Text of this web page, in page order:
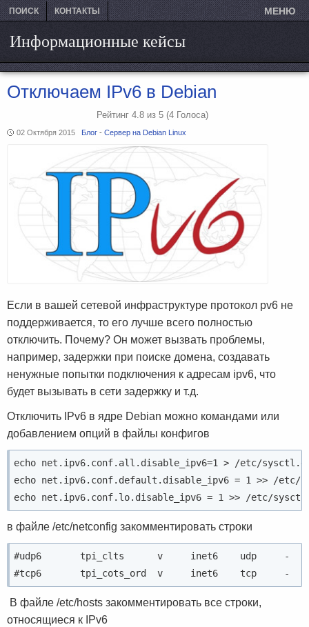
ПОИСК КОНТАКТЫ МЕНЮ
Информационные кейсы
Отключаем IPv6 в Debian
Рейтинг 4.8 из 5 (4 Голоса)
02 Октября 2015 Блог - Сервер на Debian Linux
Если в вашей сетевой инфраструктуре протокол pv6 не
поддерживается, то его лучше всего полностью
отключить. Почему? Он может вызвать проблемы,
например, задержки при поиске домена, создавать
ненужные попытки подключения к адресам ipv6, что
будет вызывать в сети задержку и т.д.
Отключить IPv6 в ядре Debian можно командами или
добавлением опций в файлы конфигов
echo net.ipv6.conf.all.disable_ipv6=1 > /etc/
echo net.ipv6.conf.default.disable_ipv6 = 1 >> /etc/
в файле /etc/netconfig закомментировать строки
#udp6       tpi_clts      v     inet6    udp     -
В файле /etc/hosts закомментировать все строки,
относящиеся к IPv6